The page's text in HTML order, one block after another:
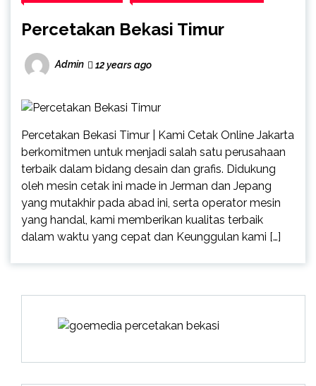
Percetakan Bekasi Timur
Admin 12 years ago
Percetakan Bekasi Timur | Kami Cetak Online Jakarta
berkomitmen untuk menjadi salah satu perusahaan
terbaik dalam bidang desain dan grafis. Didukung
oleh mesin cetak ini made in Jerman dan Jepang
yang mutakhir pada abad ini, serta operator mesin
yang handal, kami memberikan kualitas terbaik
dalam waktu yang cepat dan Keunggulan kami […]